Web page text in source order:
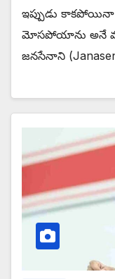
ఇప్పుడు కాకపోయినా
మోసపోయాను అనే
జనసేనాని